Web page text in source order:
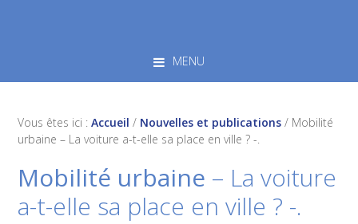
MENU
Vous êtes ici :Accueil / Nouvelles et publications / Mobilité
urbaine – La voiture a-t-elle sa place en ville ? -.
Mobilité urbaine – La voiture
a-t-elle sa place en ville ? -.